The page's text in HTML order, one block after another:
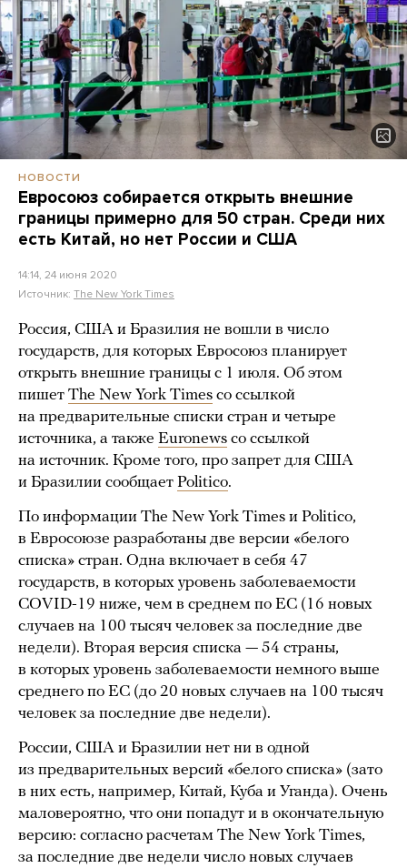
НОВОСТИ
Евросоюз собирается открыть внешние
границы примерно для 50 стран. Среди них
есть Китай, но нет России и США
14:14, 24 июня 2020
Источник: The New York Times
Россия, США и Бразилия не вошли в число
государств, для которых Евросоюз планирует
открыть внешние границы с 1 июля. Об этом
пишет The New York Times со ссылкой
на предварительные списки стран и четыре
источника, а также Euronews со ссылкой
на источник. Кроме того, про запрет для США
и Бразилии сообщает Politico.
По информации The New York Times и Politico,
в Евросоюзе разработаны две версии «белого
списка» стран. Одна включает в себя 47
государств, в которых уровень заболеваемости
COVID-19 ниже, чем в среднем по ЕС (16 новых
случаев на 100 тысяч человек за последние две
недели). Вторая версия списка — 54 страны,
в которых уровень заболеваемости немного выше
среднего по ЕС (до 20 новых случаев на 100 тысяч
человек за последние две недели).
России, США и Бразилии нет ни в одной
из предварительных версий «белого списка» (зато
в них есть, например, Китай, Куба и Уганда). Очень
маловероятно, что они попадут и в окончательную
версию: согласно расчетам The New York Times,
за последние две недели число новых случаев